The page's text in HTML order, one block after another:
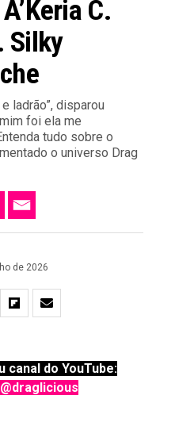
C.
Silky
ladrão”, disparou
foi ela me
tudo sobre o
o universo Drag
de 2026
canal do YouTube: